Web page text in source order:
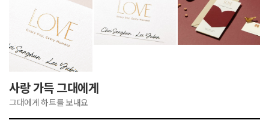
사랑 가득 그대에게
그대에게 하트를 보내요